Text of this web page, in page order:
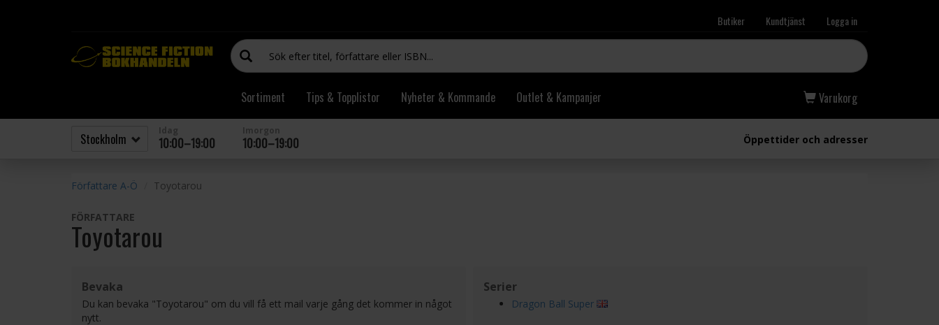
Butiker Kundtjänst Logga in
Sortiment Tips & Topplistor Nyheter & Kommande Outlet & Kampanjer Varukorg
10:00–19:00 10:00–19:00 Öppettider och adresser
Författare A-Ö Toyotarou
FÖRFATTARE
Toyotarou
Bevaka
Du kan bevaka "Toyotarou" om du vill få ett mail varje gång det kommer in något
nytt.
Serier
Dragon Ball Super